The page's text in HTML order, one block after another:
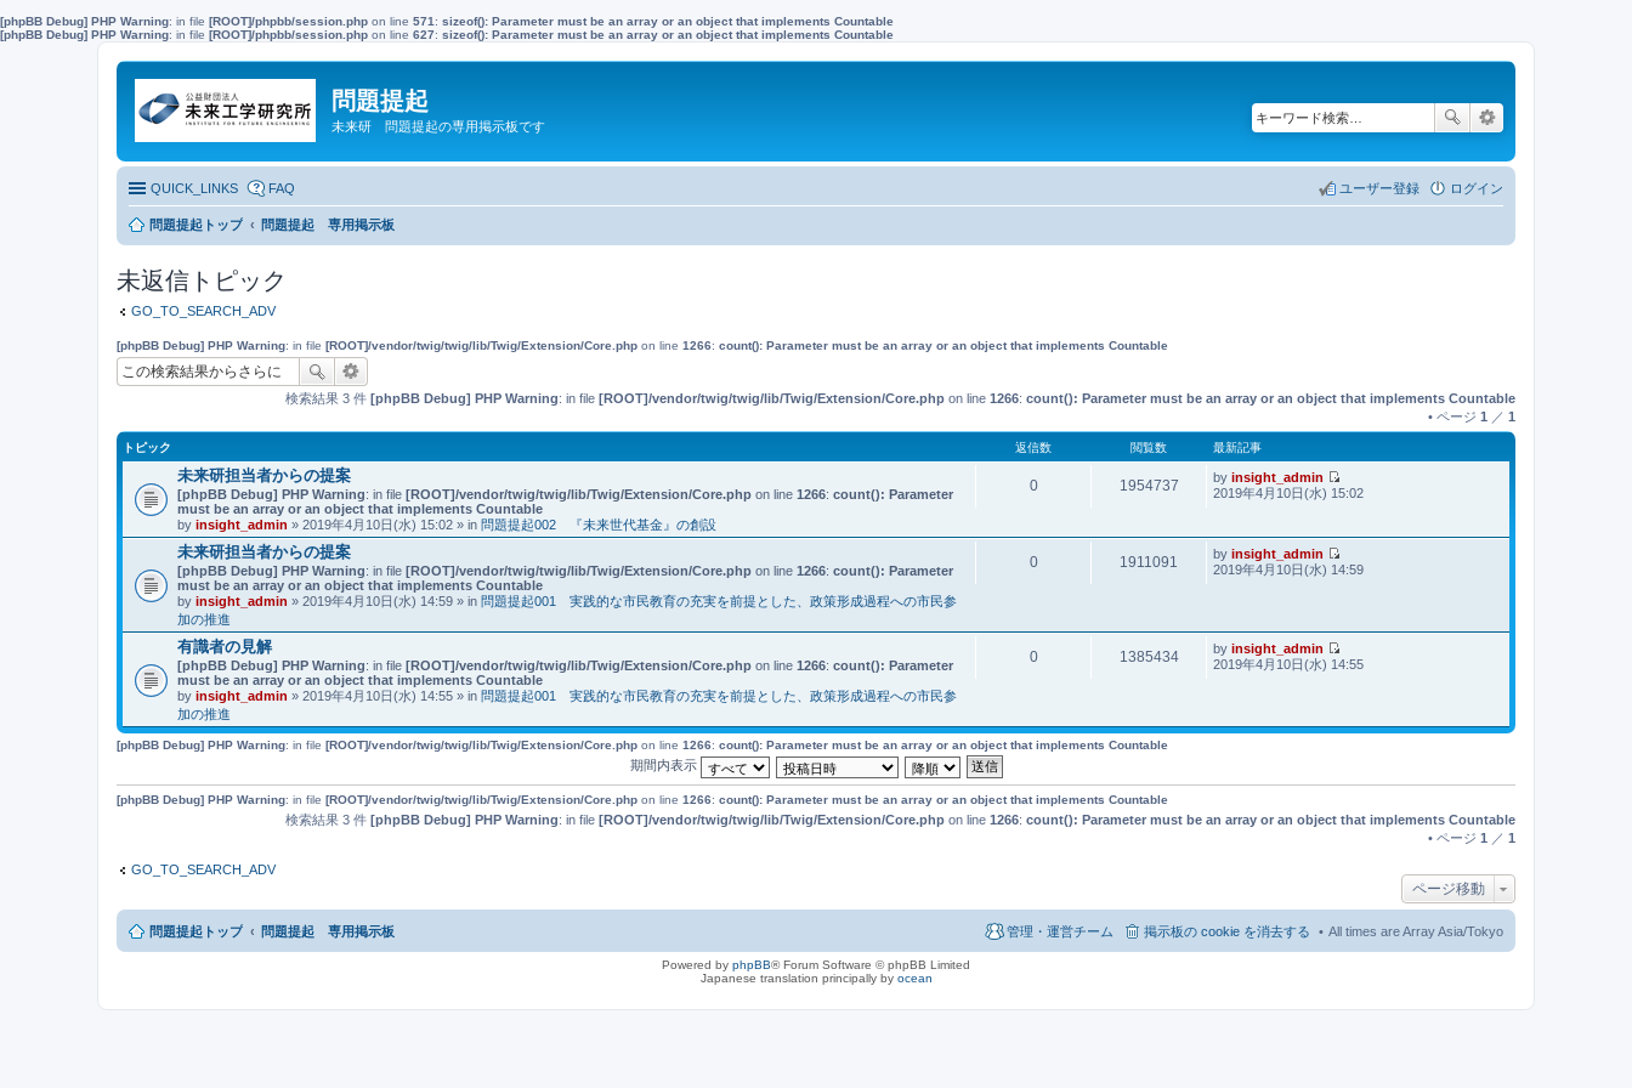
[phpBB Debug] PHP Warning: in file [ROOT]/phpbb/session.php on line 571 : sizeof(): Parameter must be an array or an object that implements Countable
[phpBB Debug] PHP Warning: in file [ROOT]/phpbb/session.php on line 627: sizeof(): Parameter must be an array or an object that implements Countable
問題提起
未来研 問題提起の専用掲示板です
QUICK_LINKS FAQ ログイン
ユーザー登録
問題提起トップ 問題提起 専用掲示板
未返信トピック
GO_TO_SEARCH_ADV
[phpBB Debug] PHP Warning: in file [ROOT]/vendor/twig/twig/lib/Twig/Extension/Core.php on line 1266: count(): Parameter must be an array or an object that implements Countable
検索結果 3 件 [phpBB Debug] PHP Warning: in file [ROOT]/vendor/twig/twig/lib/Twig/Extension/Core.php on line 1266: count(): Parameter must be an array or an object that implements Countable
• ページ 1 ／ 1
トピック 返信数 閲覧数 最新記事
未来研担当者からの提案
[phpBB Debug] PHP Warning: in file [ROOT]/vendor/twig/twig/lib/Twig/Extension/Core.php on line 1266: count(): Parameter
must be an array or an object that implements Countable
by insight_admin » 2019年4月10日(水) 15:02 » in 問題提起002 『未来世代基金』の創設
0 1954737 by insight_admin
最
2019年4月10日(水) 15:02
未来研担当者からの提案
[phpBB Debug] PHP Warning: in file [ROOT]/vendor/twig/twig/lib/Twig/Extension/Core.php on line 1266: count(): Parameter
must be an array or an object that implements Countable
by insight_admin » 2019年4月10日(水) 14:59 » in 問題提起001 実践的な市民教育の充実を前提とした、政策形成過程への市民参
加の推進
0 1911091 by insight_admin
最
2019年4月10日(水) 14:59
有識者の見解
[phpBB Debug] PHP Warning: in file [ROOT]/vendor/twig/twig/lib/Twig/Extension/Core.php on line 1266: count(): Parameter
must be an array or an object that implements Countable
by insight_admin » 2019年4月10日(水) 14:55 » in 問題提起001 実践的な市民教育の充実を前提とした、政策形成過程への市民参
加の推進
0 1385434 by insight_admin
最
2019年4月10日(水) 14:55
[phpBB Debug] PHP Warning: in file [ROOT]/vendor/twig/twig/lib/Twig/Extension/Core.php on line 1266: count(): Parameter must be an array or an object that implements Countable
期間内表示
[phpBB Debug] PHP Warning: in file [ROOT]/vendor/twig/twig/lib/Twig/Extension/Core.php on line 1266: count(): Parameter must be an array or an object that implements Countable
検索結果 3 件 [phpBB Debug] PHP Warning: in file [ROOT]/vendor/twig/twig/lib/Twig/Extension/Core.php on line 1266: count(): Parameter must be an array or an object that implements Countable
• ページ 1 ／ 1
GO_TO_SEARCH_ADV
ページ移動
問題提起トップ 問題提起 専用掲示板 All times are Array Asia/Tokyo
掲示板の cookie を消去する
管理・運営チーム
Powered by phpBB® Forum Software © phpBB Limited
Japanese translation principally by ocean